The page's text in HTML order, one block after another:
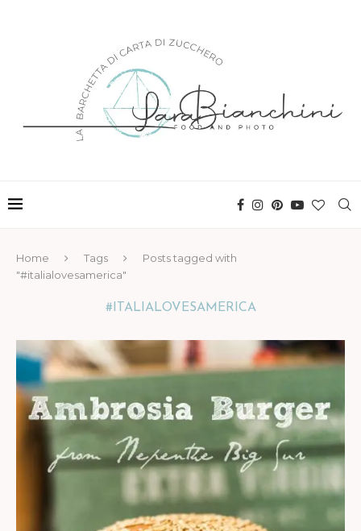
Home Tags
Posts tagged with
"#italialovesamerica"
#ITALIALOVESAMERICA